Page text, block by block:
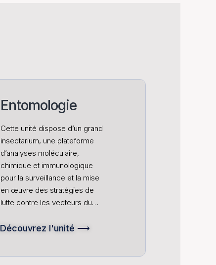
Entomologie
Cette unité dispose d’un grand
insectarium, une plateforme
d’analyses moléculaire,
chimique et immunologique
pour la surveillance et la mise
en œuvre des stratégies de
lutte contre les vecteurs du…
Découvrez l'unité ⟶